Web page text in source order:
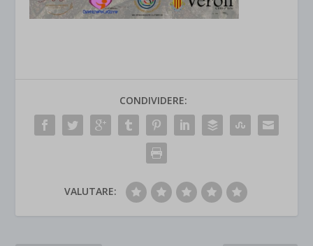
CONDIVIDERE:
VALUTARE: